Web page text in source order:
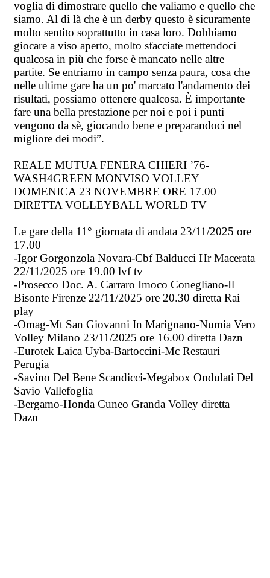
voglia di dimostrare quello che valiamo e quello che
siamo. Al di là che è un derby questo è sicuramente
molto sentito soprattutto in casa loro. Dobbiamo
giocare a viso aperto, molto sfacciate mettendoci
qualcosa in più che forse è mancato nelle altre
partite. Se entriamo in campo senza paura, cosa che
nelle ultime gare ha un po' marcato l'andamento dei
risultati, possiamo ottenere qualcosa. È importante
fare una bella prestazione per noi e poi i punti
vengono da sè, giocando bene e preparandoci nel
migliore dei modi”.
REALE MUTUA FENERA CHIERI ’76-
WASH4GREEN MONVISO VOLLEY
DOMENICA 23 NOVEMBRE ORE 17.00
DIRETTA VOLLEYBALL WORLD TV
Le gare della 11° giornata di andata 23/11/2025 ore
17.00
-Igor Gorgonzola Novara-Cbf Balducci Hr Macerata
22/11/2025 ore 19.00 lvf tv
-Prosecco Doc. A. Carraro Imoco Conegliano-Il
Bisonte Firenze 22/11/2025 ore 20.30 diretta Rai
play
-Omag-Mt San Giovanni In Marignano-Numia Vero
Volley Milano 23/11/2025 ore 16.00 diretta Dazn
-Eurotek Laica Uyba-Bartoccini-Mc Restauri
Perugia
-Savino Del Bene Scandicci-Megabox Ondulati Del
Savio Vallefoglia
-Bergamo-Honda Cuneo Granda Volley diretta
Dazn